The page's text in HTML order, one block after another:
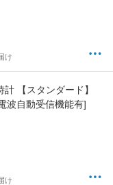
ージタイプ ウォール
け
【スタンダード】
波自動受信機能有]
け